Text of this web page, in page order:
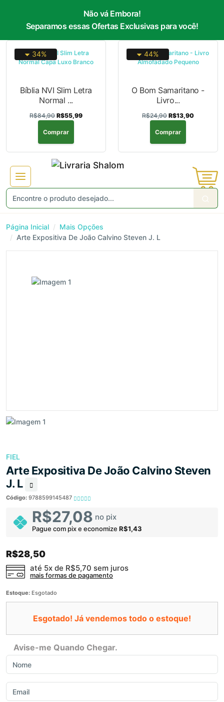
Não vá Embora!
Separamos essas Ofertas Exclusivas para você!
34%
Bíblia NVI Slim Letra
Normal ...
R$84,90 R$55,99
Comprar
44%
O Bom Samaritano -
Livro...
R$24,90 R$13,90
Comprar
Página Inicial
Mais Opções
Arte Expositiva De João Calvino Steven J. L
FIEL
Arte Expositiva De João Calvino Steven
J. L
Código: 9788599145487
R$27,08 no pix
Pague com pix e economize R$1,43
R$28,50
até 5x de R$5,70 sem juros
mais formas de pagamento
Estoque: Esgotado
Esgotado! Já vendemos todo o estoque!
Avise-me Quando Chegar.